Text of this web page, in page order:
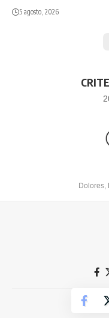
5 agosto, 2026
Dolores,